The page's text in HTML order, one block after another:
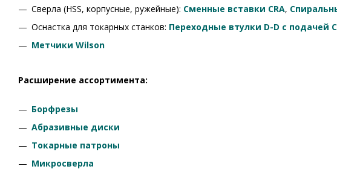
Сверла (HSS, корпусные, ружейные): Сменные вставки CRA,
Оснастка для токарных станков: Переходные втулки D-D с подачей
Метчики Wilson
Расширение ассортимента:
Борфрезы
Абразивные диски
Токарные патроны
Микросверла